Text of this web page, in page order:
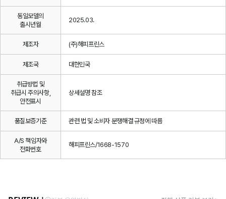
동일모델의
출시년월
2025.03.
제조자 (주)해피프린스
제조국 대한민국
취급방법 및
취급시 주의사항,
안전표시
상세설명 참조
품질보증기준 관련 법 및 소비자 분쟁해결 규정에 따름
A/S 책임자와
전화번호
해피프린스/1668-1570